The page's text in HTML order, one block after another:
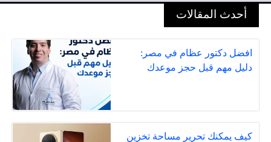
أحدث المقالات
افضل دكتور عظام في مصر:
دليل مهم قبل حجز موعدك
كيف يمكنك تحرير مساحة تخزين